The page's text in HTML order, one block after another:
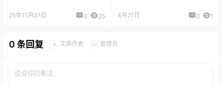
25年11月27日 0 25 4月21日 0 1
0 条回复 A 文章作者 M 管理员